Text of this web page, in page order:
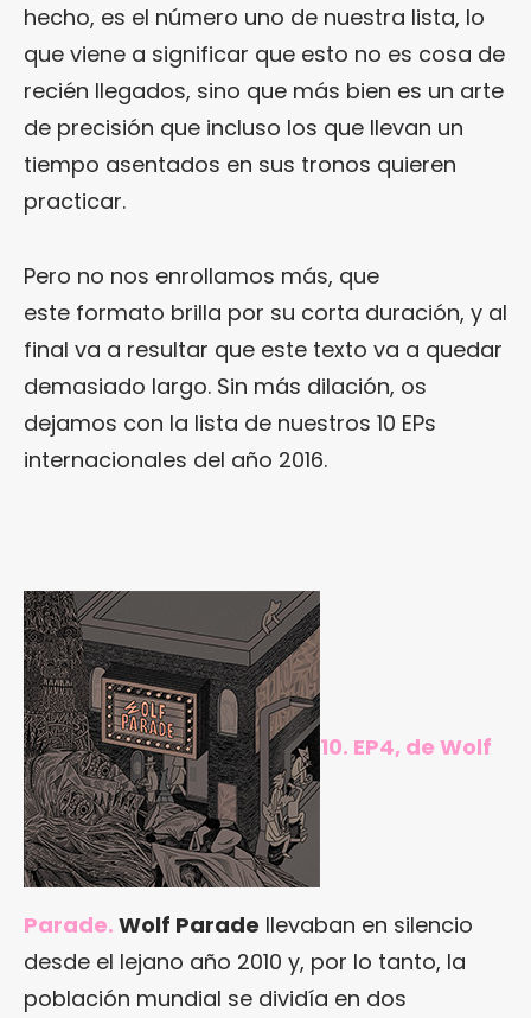
hecho, es el número uno de nuestra lista, lo
que viene a significar que esto no es cosa de
recién llegados, sino que más bien es un arte
de precisión que incluso los que llevan un
tiempo asentados en sus tronos quieren
practicar.
Pero no nos enrollamos más, que
este formato brilla por su corta duración, y al
final va a resultar que este texto va a quedar
demasiado largo. Sin más dilación, os
dejamos con la lista de nuestros 10 EPs
internacionales del año 2016.
10. EP4, de Wolf
Parade. Wolf Parade llevaban en silencio
desde el lejano año 2010 y, por lo tanto, la
población mundial se dividía en dos